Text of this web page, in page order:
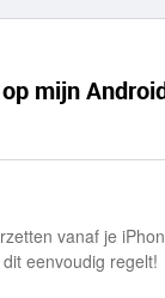
mijn
vanaf je
eenvoudig regelt!